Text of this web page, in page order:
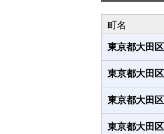
町名
東京都大田区
東京都大田区
東京都大田区
東京都大田区